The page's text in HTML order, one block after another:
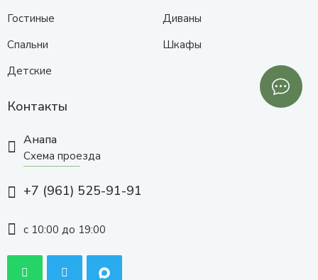
Гостиные
Спальни
Детские
Диваны
Шкафы
Контакты
Анапа
Схема проезда
+7 (961) 525-91-91
с 10:00 до 19:00